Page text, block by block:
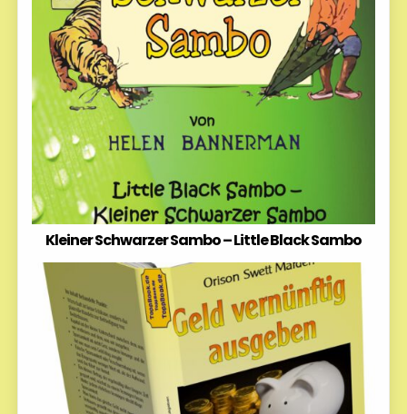
Kleiner Schwarzer Sambo – Little Black Sambo